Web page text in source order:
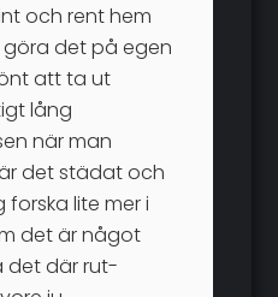
och rent hem
det på egen
att ta ut
lång
när man
det städat och
forska lite mer i
det är något
det där rut-